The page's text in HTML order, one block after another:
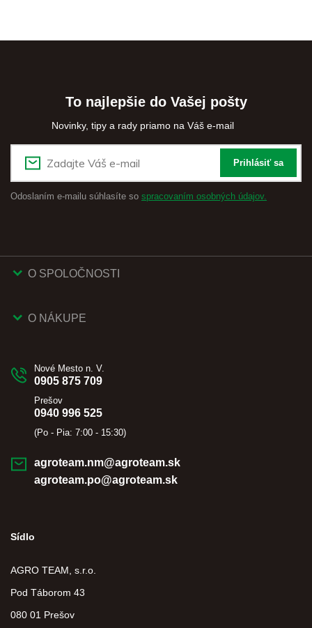
To najlepšie do Vašej pošty
Novinky, tipy a rady priamo na Váš e-mail
Prihlásiť sa
Odoslaním e-mailu súhlasíte so spracovaním osobných údajov.
O SPOLOČNOSTI
O NÁKUPE
Nové Mesto n. V.
0905 875 709
Prešov
0940 996 525
(Po - Pia: 7:00 - 15:30)
agroteam.nm@agroteam.sk
agroteam.po@agroteam.sk
Sídlo
AGRO TEAM, s.r.o.
Pod Táborom 43
080 01 Prešov